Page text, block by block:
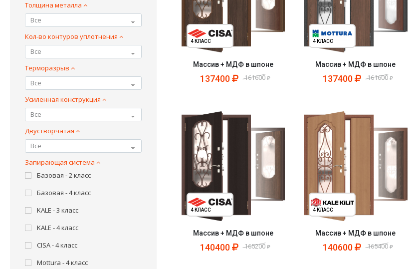
Толщина металла
Все
Кол-во контуров уплотнения
Все
Терморазрыв
Все
Усиленная конструкция
Все
Двустворчатая
Все
Запирающая система
Базовая - 2 класс
Базовая - 4 класс
KALE - 3 класс
KALE - 4 класс
CISA - 4 класс
Mottura - 4 класс
4 КЛАСС
Массив + МДФ в шпоне
137400 161600
4 КЛАСС
Массив + МДФ в шпоне
137400 161600
4 КЛАСС
Массив + МДФ в шпоне
140400 165200
4 КЛАСС
Массив + МДФ в шпоне
140600 165400